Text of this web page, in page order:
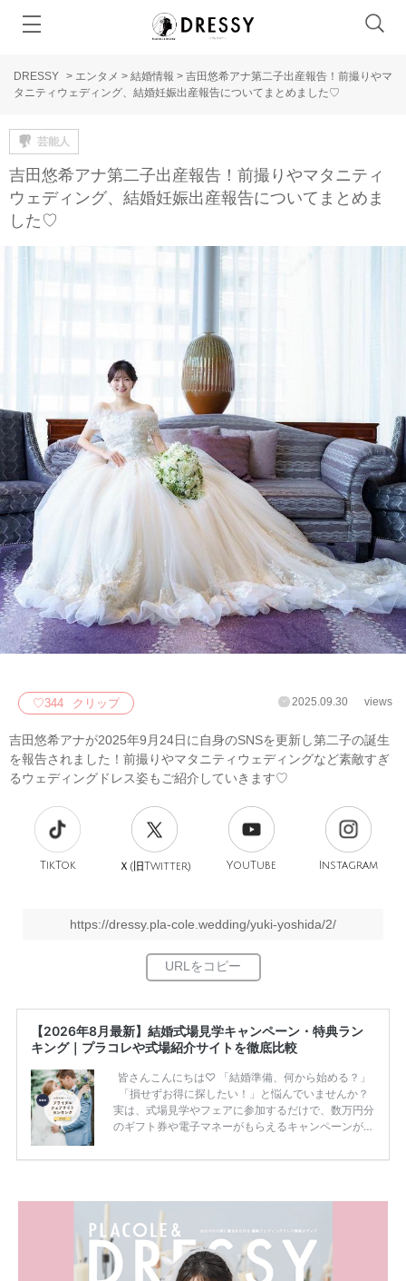
DRESSY > エンタメ > 結婚情報 > 吉田悠希アナ第二子出産報告！前撮りやマ
タニティウェディング、結婚妊娠出産報告についてまとめました♡
芸能人
吉田悠希アナ第二子出産報告！前撮りやマタニティ
ウェディング、結婚妊娠出産報告についてまとめま
した♡
♡344 クリップ 2025.09.30 views
吉田悠希アナが2025年9月24日に自身のSNSを更新し第二子の誕生
を報告されました！前撮りやマタニティウェディングなど素敵すぎ
るウェディングドレス姿もご紹介していきます♡
TikTok Ｘ(旧Twitter) YouTube Instagram
https://dressy.pla-cole.wedding/yuki-yoshida/2/
【2026年8月最新】結婚式場見学キャンペーン・特典ラン
キング｜プラコレや式場紹介サイトを徹底比較
皆さんこんにちは♡ 「結婚準備、何から始める？」
「損せずお得に探したい！」と悩んでいませんか？
実は、式場見学やフェアに参加するだけで、数万円分
のギフト券や電子マネーがもらえるキャンペーンがあ
ため、比較せずに選ぶと損をしてしまうことも……。
内容：特典金額・条件・応募方法・注意点 「どこが
一番お得？」「プラコレの特典は？」といった疑問も
解決します。 まずは診断で候補を絞れる「ウェディ
ング診断」か、体験型 […]
続きを読む